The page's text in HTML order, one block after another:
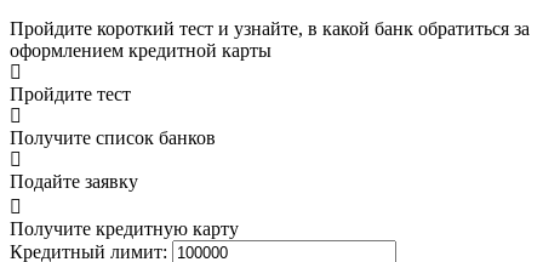
Пройдите короткий тест и узнайте, в какой банк обратиться за
оформлением кредитной карты
Пройдите тест
Получите список банков
Подайте заявку
Получите кредитную карту
Кредитный лимит: